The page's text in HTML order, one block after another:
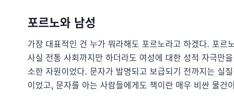
포르노와 남성
가장 대표적인 건 누가 뭐라해도 포르노라고 하겠다. 포
사실 전통 사회까지만 하더라도 여성에 대한 성적 자극만
소한 자원이었다. 문자가 발명되고 보급되기 전까지는 실
이었고, 문자를 아는 사람들에게도 책이란 매우 비싼 물건